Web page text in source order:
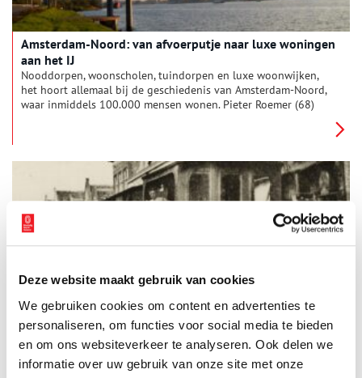
Deze website maakt gebruik van cookies
We gebruiken cookies om content en advertenties te
personaliseren, om functies voor social media te bieden
en om ons websiteverkeer te analyseren. Ook delen we
informatie over uw gebruik van onze site met onze
Amsterdam-Noord: van afvoerputje naar luxe woningen
aan het IJ
Nooddorpen, woonscholen, tuindorpen en luxe woonwijken,
het hoort allemaal bij de geschiedenis van Amsterdam-Noord,
waar inmiddels 100.000 mensen wonen. Pieter Roemer (68)
Als op 15 juli 1895 een stoomtram tussen Amsterdam,
Purmerend en Alkmaar gaat rijden, is dat een grote
verbetering voor de bereikbaarheid van Waterland en de
Beemster. Maar de tram laat óók een verwoestend spoor van
gewonden en doden achter.